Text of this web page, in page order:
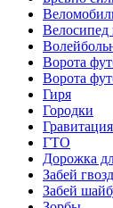
Велосипед
Ворота
Ворота
Гиря
Городки
ГТО
Дорожка
Забей
Забей